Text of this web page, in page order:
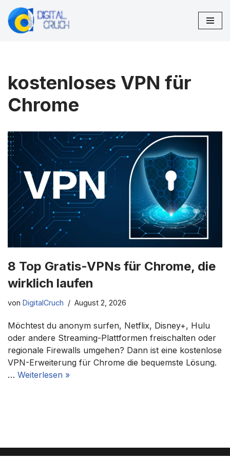
Zum
kostenloses VPN für
Chrome
8 Top Gratis-VPNs für Chrome, die
wirklich laufen
von DigitalCruch August 2, 2026
Möchtest du anonym surfen, Netflix, Disney+, Hulu
oder andere Streaming-Plattformen freischalten oder
regionale Firewalls umgehen? Dann ist eine kostenlose
VPN-Erweiterung für Chrome die bequemste Lösung.
… Weiterlesen »